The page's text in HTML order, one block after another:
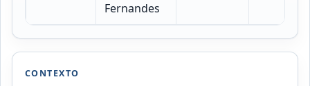
Fernandes
CONTEXTO